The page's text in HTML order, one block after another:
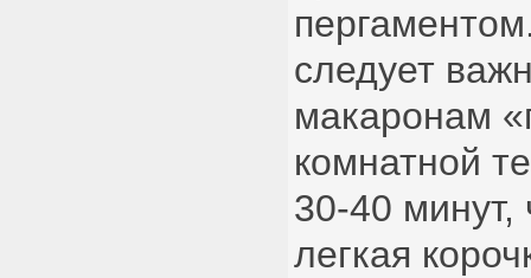
следует
макаронам
комнатной
30-40 минут,
легкая